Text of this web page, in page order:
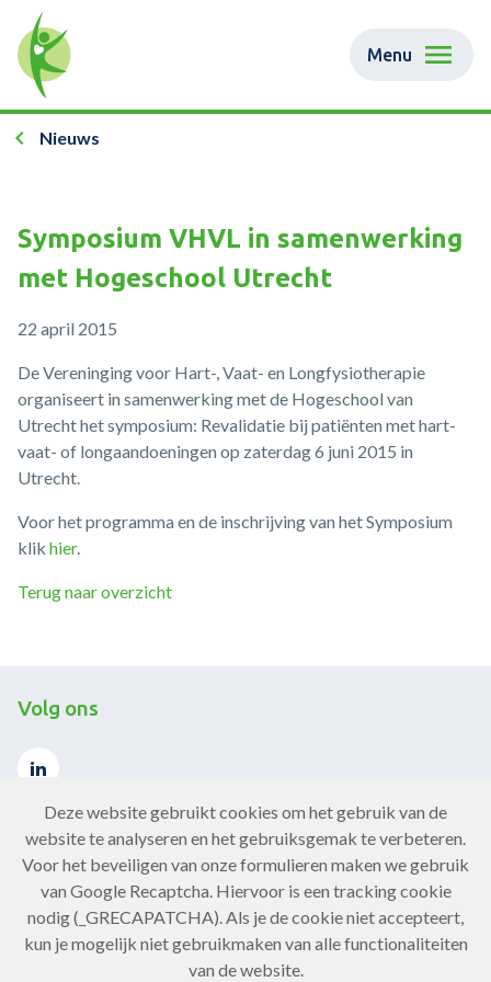
Menu
Nieuws
Symposium VHVL in samenwerking
met Hogeschool Utrecht
22 april 2015
De Vereninging voor Hart-, Vaat- en Longfysiotherapie
organiseert in samenwerking met de Hogeschool van
Utrecht het symposium: Revalidatie bij patiënten met hart-
vaat- of longaandoeningen op zaterdag 6 juni 2015 in
Utrecht.
Voor het programma en de inschrijving van het Symposium
klik hier.
Terug naar overzicht
Volg ons
Contact
Neem contact op
Deze website gebruikt cookies om het gebruik van de
website te analyseren en het gebruiksgemak te verbeteren.
Voor het beveiligen van onze formulieren maken we gebruik
van Google Recaptcha. Hiervoor is een tracking cookie
nodig (_GRECAPATCHA). Als je de cookie niet accepteert,
kun je mogelijk niet gebruikmaken van alle functionaliteiten
van de website.